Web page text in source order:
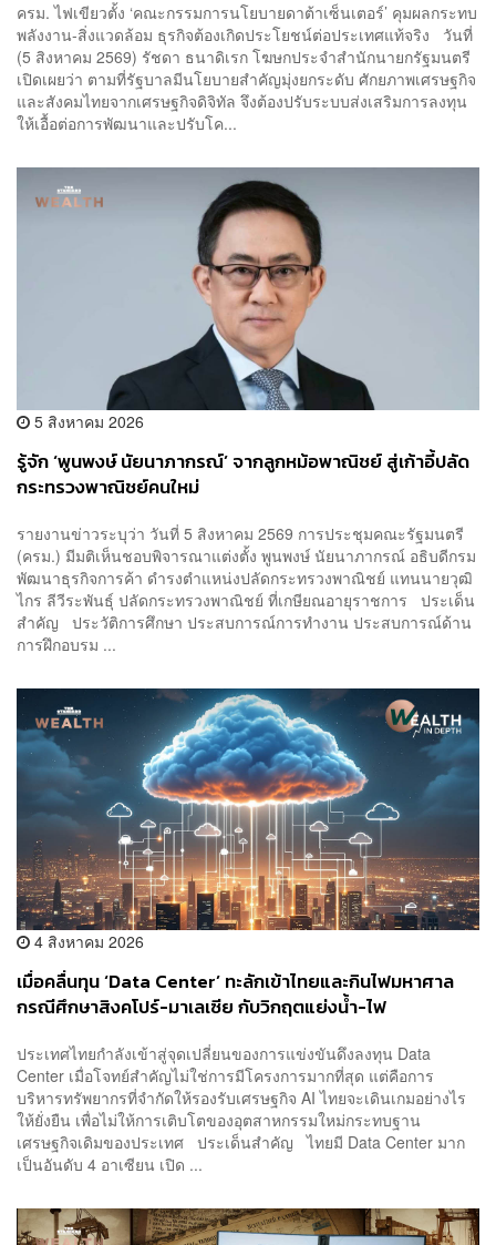
ครม. ไฟเขียวตั้ง ‘คณะกรรมการนโยบายดาต้าเซ็นเตอร์’ คุมผลกระทบ
พลังงาน-สิ่งแวดล้อม ธุรกิจต้องเกิดประโยชน์ต่อประเทศแท้จริง วันที่
(5 สิงหาคม 2569) รัชดา ธนาดิเรก โฆษกประจำสำนักนายกรัฐมนตรี
เปิดเผยว่า ตามที่รัฐบาลมีนโยบายสำคัญมุ่งยกระดับ ศักยภาพเศรษฐกิจ
และสังคมไทยจากเศรษฐกิจดิจิทัล จึงต้องปรับระบบส่งเสริมการลงทุน
ให้เอื้อต่อการพัฒนาและปรับโค...
5 สิงหาคม 2026
รู้จัก ‘พูนพงษ์ นัยนาภากรณ์’ จากลูกหม้อพาณิชย์ สู่เก้าอี้ปลัด
กระทรวงพาณิชย์คนใหม่
รายงานข่าวระบุว่า วันที่ 5 สิงหาคม 2569 การประชุมคณะรัฐมนตรี
(ครม.) มีมติเห็นชอบพิจารณาแต่งตั้ง พูนพงษ์ นัยนาภากรณ์ อธิบดีกรม
พัฒนาธุรกิจการค้า ดำรงตำแหน่งปลัดกระทรวงพาณิชย์ แทนนายวุฒิ
ไกร ลีวีระพันธุ์ ปลัดกระทรวงพาณิชย์ ที่เกษียณอายุราชการ ประเด็น
สำคัญ ประวัติการศึกษา ประสบการณ์การทำงาน ประสบการณ์ด้าน
การฝึกอบรม ...
4 สิงหาคม 2026
เมื่อคลื่นทุน ‘Data Center’ ทะลักเข้าไทยและกินไฟมหาศาล
กรณีศึกษาสิงคโปร์-มาเลเซีย กับวิกฤตแย่งน้ำ-ไฟ
ประเทศไทยกำลังเข้าสู่จุดเปลี่ยนของการแข่งขันดึงลงทุน Data
Center เมื่อโจทย์สำคัญไม่ใช่การมีโครงการมากที่สุด แต่คือการ
บริหารทรัพยากรที่จำกัดให้รองรับเศรษฐกิจ AI ไทยจะเดินเกมอย่างไร
ให้ยั่งยืน เพื่อไม่ให้การเติบโตของอุตสาหกรรมใหม่กระทบฐาน
เศรษฐกิจเดิมของประเทศ ประเด็นสำคัญ ไทยมี Data Center มาก
เป็นอันดับ 4 อาเซียน เปิด ...